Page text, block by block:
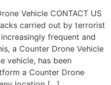
Vehicle CONTACT US
carried out by terrorist
frequent and
a Counter Drone Vehicle
vehicle, has been
a Counter Drone